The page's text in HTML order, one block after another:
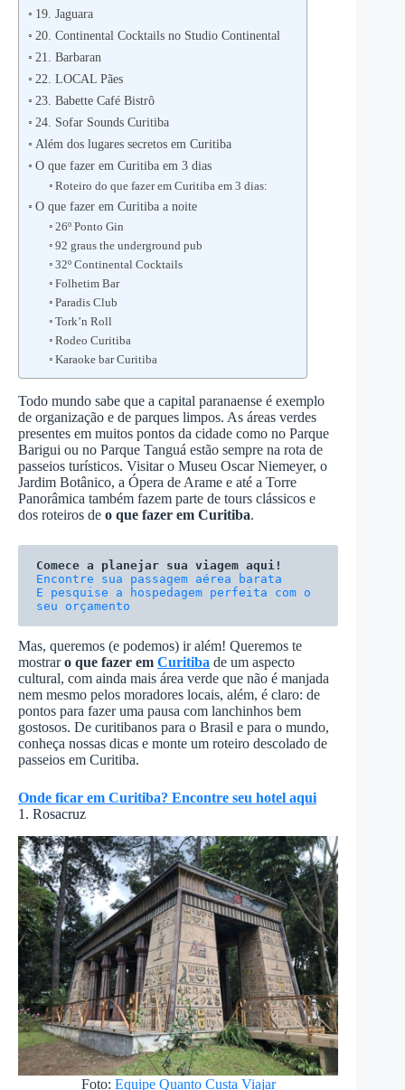
19. Jaguara
20. Continental Cocktails no Studio Continental
21. Barbaran
22. LOCAL Pães
23. Babette Café Bistrô
24. Sofar Sounds Curitiba
Além dos lugares secretos em Curitiba
O que fazer em Curitiba em 3 dias
Roteiro do que fazer em Curitiba em 3 dias:
O que fazer em Curitiba a noite
26º Ponto Gin
92 graus the underground pub
32º Continental Cocktails
Folhetim Bar
Paradis Club
Tork’n Roll
Rodeo Curitiba
Karaoke bar Curitiba
Todo mundo sabe que a capital paranaense é exemplo
de organização e de parques limpos. As áreas verdes
presentes em muitos pontos da cidade como no Parque
Barigui ou no Parque Tanguá estão sempre na rota de
passeios turísticos. Visitar o Museu Oscar Niemeyer, o
Jardim Botânico, a Ópera de Arame e até a Torre
Panorâmica também fazem parte de tours clássicos e
dos roteiros de o que fazer em Curitiba.
Comece a planejar sua viagem aqui!
E pesquise a hospedagem perfeita com o
seu orçamento
Mas, queremos (e podemos) ir além! Queremos te
mostraro que fazer em Curitiba de um aspecto
cultural, com ainda mais área verde que não é manjada
nem mesmo pelos moradores locais, além, é claro: de
pontos para fazer uma pausa com lanchinhos bem
gostosos. De curitibanos para o Brasil e para o mundo,
conheça nossas dicas e monte um roteiro descolado de
passeios em Curitiba.
Onde ficar em Curitiba? Encontre seu hotel aqui
1. Rosacruz
Foto: Equipe Quanto Custa Viajar